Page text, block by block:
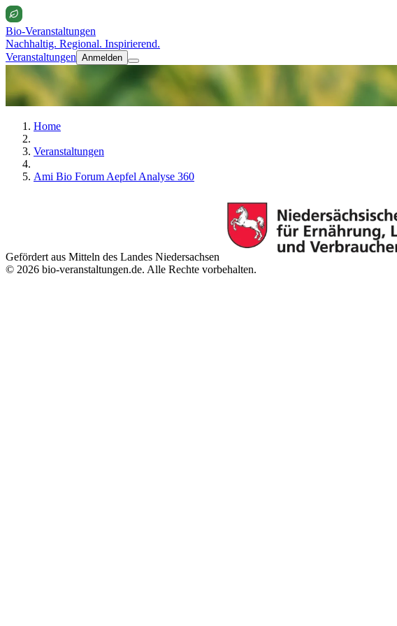
Bio-Veranstaltungen
Nachhaltig. Regional. Inspirierend.
Veranstaltungen Anmelden
Home
Veranstaltungen
Ami Bio Forum Aepfel Analyse 360
Gefördert aus Mitteln des Landes Niedersachsen
© 2026 bio-veranstaltungen.de. Alle Rechte vorbehalten.